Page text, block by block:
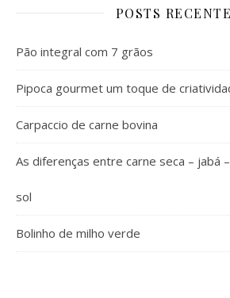
POSTS
Pão integral com 7 grãos
Pipoca gourmet um toque de
Carpaccio de carne bovina
As diferenças entre carne seca – jabá
sol
Bolinho de milho verde